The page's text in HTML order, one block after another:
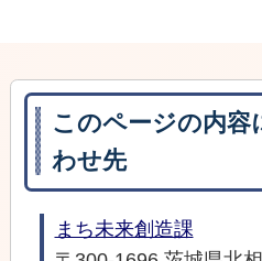
このページの内容
わせ先
まち未来創造課